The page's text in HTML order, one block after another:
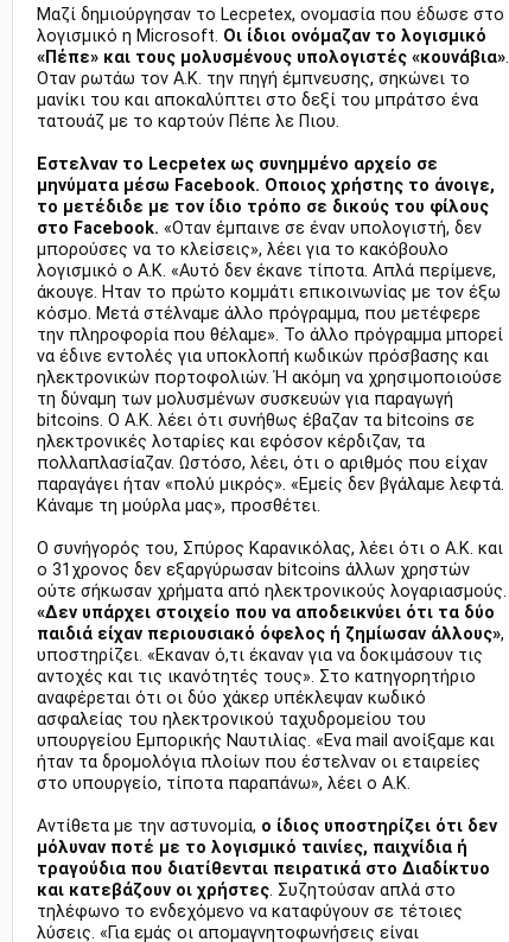
Μαζί δημιούργησαν το Lecpetex, ονομασία που έδωσε στο
λογισμικό η Microsoft. Οι ίδιοι ονόμαζαν το λογισμικό
«Πέπε» και τους μολυσμένους υπολογιστές «κουνάβια».
Οταν ρωτάω τον Α.Κ. την πηγή έμπνευσης, σηκώνει το
μανίκι του και αποκαλύπτει στο δεξί του μπράτσο ένα
τατουάζ με το καρτούν Πέπε λε Πιου.
Εστελναν το Lecpetex ως συνημμένο αρχείο σε
μηνύματα μέσω Facebook. Οποιος χρήστης το άνοιγε,
το μετέδιδε με τον ίδιο τρόπο σε δικούς του φίλους
στο Facebook. «Οταν έμπαινε σε έναν υπολογιστή, δεν
μπορούσες να το κλείσεις», λέει για το κακόβουλο
λογισμικό ο Α.Κ. «Αυτό δεν έκανε τίποτα. Απλά περίμενε,
άκουγε. Ηταν το πρώτο κομμάτι επικοινωνίας με τον έξω
κόσμο. Μετά στέλναμε άλλο πρόγραμμα, που μετέφερε
την πληροφορία που θέλαμε». Το άλλο πρόγραμμα μπορεί
να έδινε εντολές για υποκλοπή κωδικών πρόσβασης και
ηλεκτρονικών πορτοφολιών. Ή ακόμη να χρησιμοποιούσε
τη δύναμη των μολυσμένων συσκευών για παραγωγή
bitcoins. Ο Α.Κ. λέει ότι συνήθως έβαζαν τα bitcoins σε
ηλεκτρονικές λοταρίες και εφόσον κέρδιζαν, τα
πολλαπλασίαζαν. Ωστόσο, λέει, ότι ο αριθμός που είχαν
παραγάγει ήταν «πολύ μικρός». «Εμείς δεν βγάλαμε λεφτά.
Κάναμε τη μούρλα μας», προσθέτει.
Ο συνήγορός του, Σπύρος Καρανικόλας, λέει ότι ο Α.Κ. και
ο 31χρονος δεν εξαργύρωσαν bitcoins άλλων χρηστών
ούτε σήκωσαν χρήματα από ηλεκτρονικούς λογαριασμούς.
«Δεν υπάρχει στοιχείο που να αποδεικνύει ότι τα δύο
παιδιά είχαν περιουσιακό όφελος ή ζημίωσαν άλλους»,
υποστηρίζει. «Εκαναν ό,τι έκαναν για να δοκιμάσουν τις
αντοχές και τις ικανότητές τους». Στο κατηγορητήριο
αναφέρεται ότι οι δύο χάκερ υπέκλεψαν κωδικό
ασφαλείας του ηλεκτρονικού ταχυδρομείου του
υπουργείου Εμπορικής Ναυτιλίας. «Ενα mail ανοίξαμε και
ήταν τα δρομολόγια πλοίων που έστελναν οι εταιρείες
στο υπουργείο, τίποτα παραπάνω», λέει ο Α.Κ.
Αντίθετα με την αστυνομία, ο ίδιος υποστηρίζει ότι δεν
μόλυναν ποτέ με το λογισμικό ταινίες, παιχνίδια ή
τραγούδια που διατίθενται πειρατικά στο Διαδίκτυο
και κατεβάζουν οι χρήστες. Συζητούσαν απλά στο
τηλέφωνο το ενδεχόμενο να καταφύγουν σε τέτοιες
λύσεις. «Για εμάς οι απομαγνητοφωνήσεις είναι